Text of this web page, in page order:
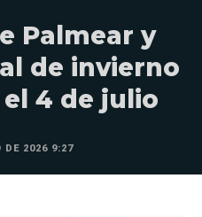
Palmear y
de invierno
4 de julio
DE 2026 9:27